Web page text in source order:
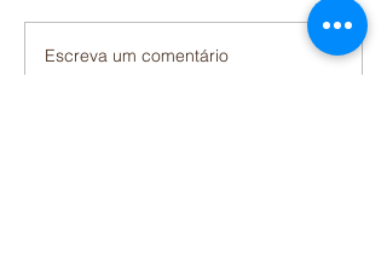
Escreva um comentário